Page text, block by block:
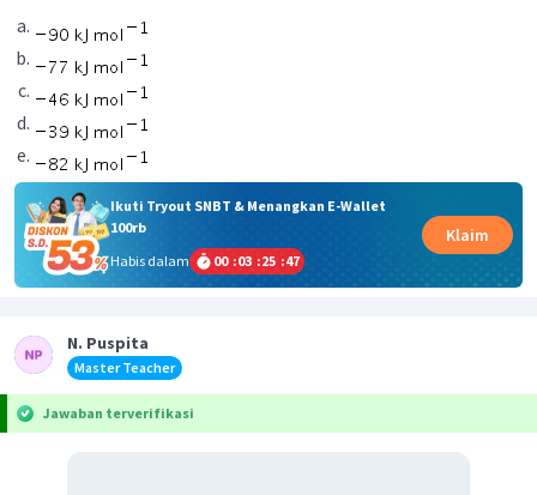
Ikuti Tryout SNBT & Menangkan E-Wallet
100rb
Habis dalam
00 :03 :25 :46
Klaim
N. Puspita
Master Teacher
Jawaban terverifikasi